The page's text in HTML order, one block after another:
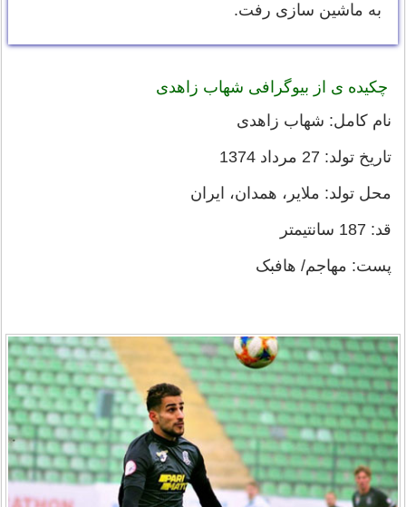
به ماشین سازی رفت.
چکیده ی از بیوگرافی شهاب زاهدی
نام کامل: شهاب زاهدی
تاریخ تولد: 27 مرداد 1374
محل تولد: ملایر، همدان، ایران
قد: 187 سانتیمتر
پست: مهاجم/ هافبک